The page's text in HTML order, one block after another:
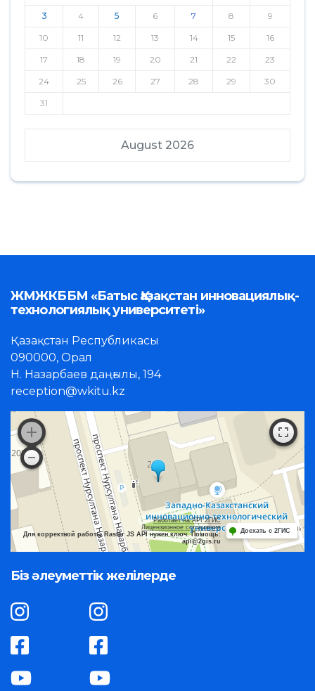
August 2026
3 4 5 6 7 8 9
10 11 12 13 14 15 16
17 18 19 20 21 22 23
24 25 26 27 28 29 30
31
ЖМЖКББМ «Батыс Қазақстан инновациялық-
технологиялық университеті»
Қазақстан Республикасы
090000, Орал
Н. Назарбаев даңғылы, 194
reception@wkitu.kz
Работает на API 2ГИС
Лицензионное соглашение
Для корректной работы Raster JS API нужен ключ. Помощь:
api@2gis.ru
Доехать с 2ГИС
Біз әлеуметтік желілерде